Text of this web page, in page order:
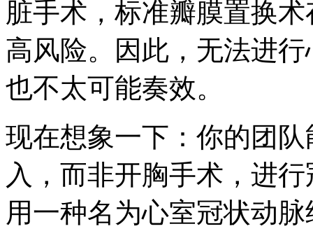
脏手术，标准瓣膜置换
高风险。因此，无法进
也不太可能奏效。
现在想象一下：你的团
入，而非开胸手术，进
用一种名为心室冠状动